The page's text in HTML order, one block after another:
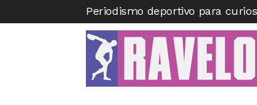
Periodismo deportivo para